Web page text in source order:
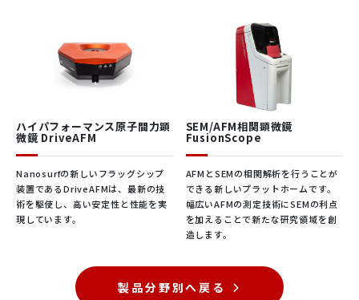
新規キラル量子光源
（2次元材料 / 極低温SNVM / 学術論文 / ファンデルワールス磁
走査型NV磁力測定は、ファンデルワールス材料の新しい組み合わ
せが、未来の簡単で効果的なキラル量子光源であることを証明し
ています。
ハイパフォーマンス原子間力顕
微鏡 DriveAFM
Nanosurfの新しいフラッグシップ
装置であるDriveAFMは、最新の技
術を駆使し、高い安定性と性能を実
現しています。
SEM/AFM相関顕微鏡
FusionScope
AFMとSEMの相関解析を行うことが
できる新しいプラットホームです。
幅広いAFMの測定技術にSEMの利点
を加えることで新たな研究領域を創
造します。
製品分野別へ戻る